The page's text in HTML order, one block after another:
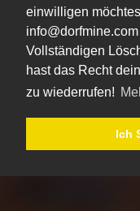
einwilligen
Vollständigen
hast das Recht
zu wiederrufen!
Ich